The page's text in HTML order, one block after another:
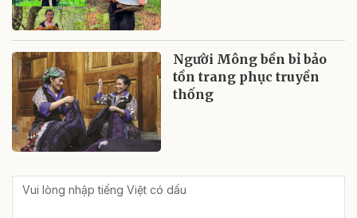
Người Mông bền bỉ bảo
tồn trang phục truyền
thống